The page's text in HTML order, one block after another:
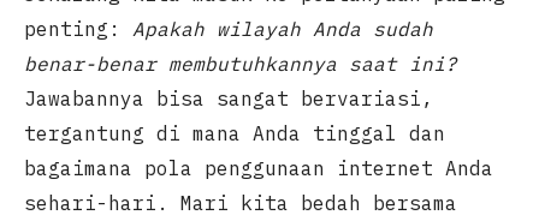
penting: Apakah wilayah Anda sudah
benar-benar membutuhkannya saat ini?
Jawabannya bisa sangat bervariasi,
tergantung di mana Anda tinggal dan
bagaimana pola penggunaan internet Anda
sehari-hari. Mari kita bedah bersama